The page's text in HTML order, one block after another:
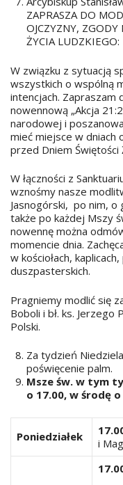
ZAPRASZA DO
OJCZYZNY,
ŻYCIA LUDZKIEGO:
W związku z sytuacją
wszystkich o wspólną
intencjach. Zapraszam
nowennową „Akcja
narodowej i
mieć miejsce w dniach
przed Dniem Świętości
W łączności z
wznośmy nasze
Jasnogórski, po nim,
także po każdej Mszy
nowennę można
momencie dnia.
w kościołach,
duszpasterskich.
Pragniemy modlić się
Boboli i bł. ks. Jerzego
Polski.
Za tydzień
poświęcenie palm.
Msze św. w tym
o 17.00, w środę
Poniedziałek
i